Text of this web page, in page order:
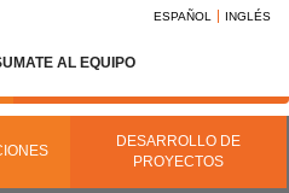
ESPAÑOL INGLÉS
AL EQUIPO
DESARROLLO DE
PROYECTOS